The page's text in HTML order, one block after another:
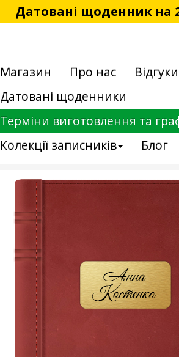
Датовані щоденник на
Магазин Про нас
Відгуки
Датовані щоденники
Терміни виготовлення та
Колекції записників
Блог